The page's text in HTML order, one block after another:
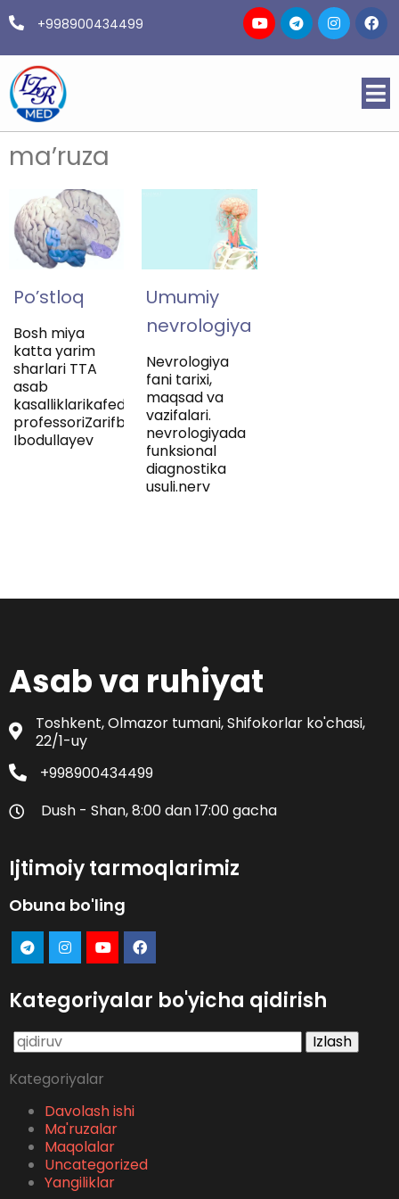
+998900434499
ma’ruza
Po’stloq
Bosh miya
katta yarim
sharlari TTA
asab
kasalliklarikafedrasi
professoriZarifboy
Ibodullayev
Umumiy
nevrologiya
Nevrologiya
fani tarixi,
maqsad va
vazifalari.
nevrologiyada
funksional
diagnostika
usuli.nerv
Asab va ruhiyat
Toshkent, Olmazor tumani, Shifokorlar ko'chasi,
22/1-uy
+998900434499
Dush - Shan, 8:00 dan 17:00 gacha
Ijtimoiy tarmoqlarimiz
Obuna bo'ling
Kategoriyalar bo'yicha qidirish
Qidirshish:
Kategoriyalar
Davolash ishi
Ma'ruzalar
Maqolalar
Uncategorized
Yangiliklar